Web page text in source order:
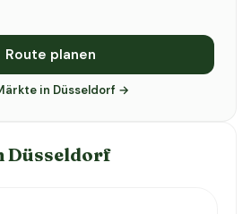
Route planen
in Düsseldorf →
Düsseldorf